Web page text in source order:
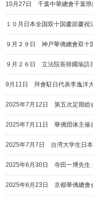
10月27日 千葉中華總會千葉県
１０月日本全国双十国慶節慶祝
９月２９日 神戸華僑總會双十
９月２６日 立法院長韓國瑜訪
9月11日 拜會駐日代表李逸洋
2025年7月12日 第五次定期総
2025年7月11日 華僑団体主催
2025年7月7日 台湾大学生日
2025年6月30日 寺田一博先生
2025年6月23日 京都華僑總會